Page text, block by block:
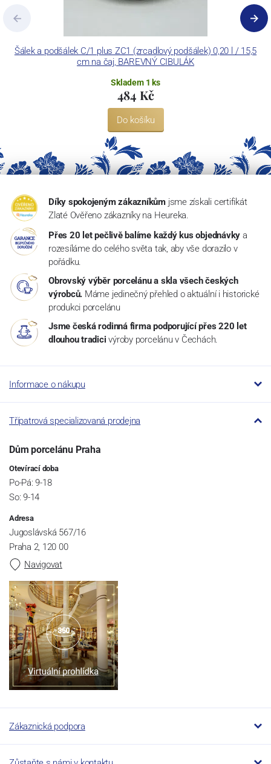
Šálek a podšálek C/1 plus ZC1 (zrcadlový podšálek) 0,20 l / 15,5
cm na čaj, BAREVNÝ CIBULÁK
Skladem 1 ks
484 Kč
Do košíku
Díky spokojeným zákazníkům jsme získali certifikát
Zlaté Ověřeno zákazníky na Heureka.
Přes 20 let pečlivě balíme každý kus objednávky a
rozesíláme do celého světa tak, aby vše dorazilo v
pořádku.
Obrovský výběr porcelánu a skla všech českých
výrobců. Máme jedinečný přehled o aktuální i historické
produkci porcelánu
Jsme česká rodinná firma podporující přes 220 let
dlouhou tradici výroby porcelánu v Čechách.
Informace o nákupu
Třípatrová specializovaná prodejna
Dům porcelánu Praha
Otevírací doba
Po-Pá: 9-18
So: 9-14
Adresa
Jugoslávská 567/16
Praha 2, 120 00
Navigovat
Zákaznická podpora